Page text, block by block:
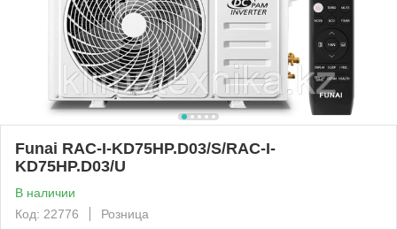
Funai RAC-I-KD75HP.D03/S/RAC-I-
KD75HP.D03/U
В наличии
Код: 22776
Розница